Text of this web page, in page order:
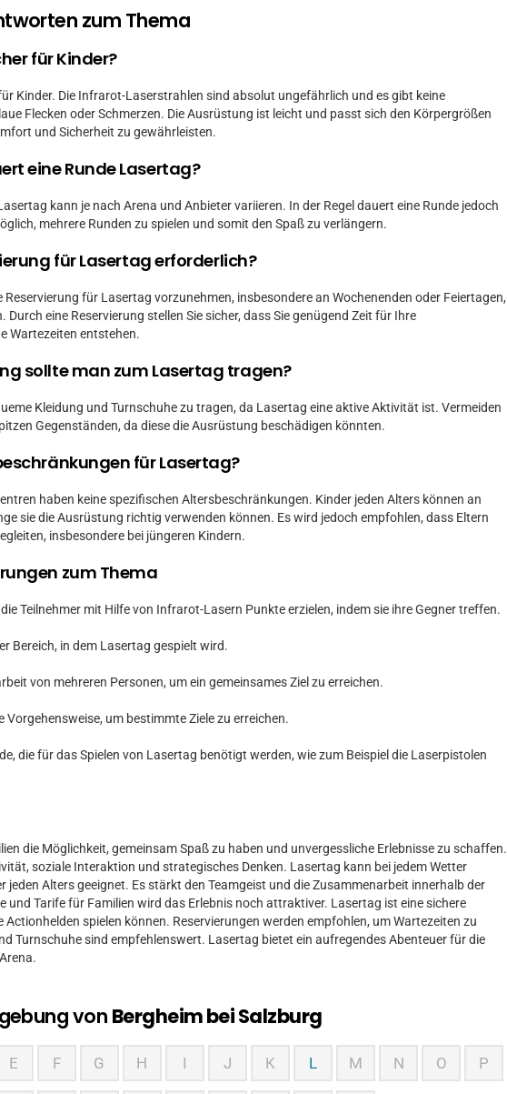
zum Thema
für Kinder?
Kinder. Die Infrarot-Laserstrahlen sind absolut ungefährlich und es gibt keine
Flecken oder Schmerzen. Die Ausrüstung ist leicht und passt sich den Körpergrößen
und Sicherheit zu gewährleisten.
eine Runde Lasertag?
kann je nach Arena und Anbieter variieren. In der Regel dauert eine Runde jedoch
mehrere Runden zu spielen und somit den Spaß zu verlängern.
für Lasertag erforderlich?
für Lasertag vorzunehmen, insbesondere an Wochenenden oder Feiertagen,
eine Reservierung stellen Sie sicher, dass Sie genügend Zeit für Ihre
Wartezeiten entstehen.
sollte man zum Lasertag tragen?
Kleidung und Turnschuhe zu tragen, da Lasertag eine aktive Aktivität ist. Vermeiden
Gegenständen, da diese die Ausrüstung beschädigen könnten.
für Lasertag?
haben keine spezifischen Altersbeschränkungen. Kinder jeden Alters können an
sie die Ausrüstung richtig verwenden können. Es wird jedoch empfohlen, dass Eltern
insbesondere bei jüngeren Kindern.
zum Thema
die Teilnehmer mit Hilfe von Infrarot-Lasern Punkte erzielen, indem sie ihre Gegner treffen.
Bereich, in dem Lasertag gespielt wird.
von mehreren Personen, um ein gemeinsames Ziel zu erreichen.
Vorgehensweise, um bestimmte Ziele zu erreichen.
die für das Spielen von Lasertag benötigt werden, wie zum Beispiel die Laserpistolen
die Möglichkeit, gemeinsam Spaß zu haben und unvergessliche Erlebnisse zu schaffen.
soziale Interaktion und strategisches Denken. Lasertag kann bei jedem Wetter
jeden Alters geeignet. Es stärkt den Teamgeist und die Zusammenarbeit innerhalb der
und Tarife für Familien wird das Erlebnis noch attraktiver. Lasertag ist eine sichere
spielen können. Reservierungen werden empfohlen, um Wartezeiten zu
Turnschuhe sind empfehlenswert. Lasertag bietet ein aufregendes Abenteuer für die
von Bergheim bei Salzburg
E F G H I J K L M N O P